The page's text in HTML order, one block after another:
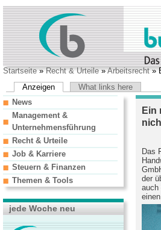
Startseite»Recht & Urteile»Arbeitsrecht»
Anzeigen
What links here
Ein
Das
der
auch
News
Management &
Unternehmensführung
Recht & Urteile
Job & Karriere
Steuern & Finanzen
Themen & Tools
jede Woche neu